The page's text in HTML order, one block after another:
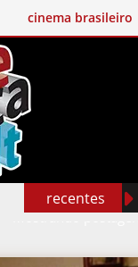
cinema brasileiro
recentes
Mostrando